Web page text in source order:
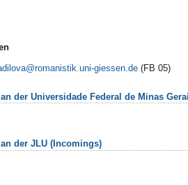
(FB 05)
der Universidade Federal de Minas
der JLU (Incomings)